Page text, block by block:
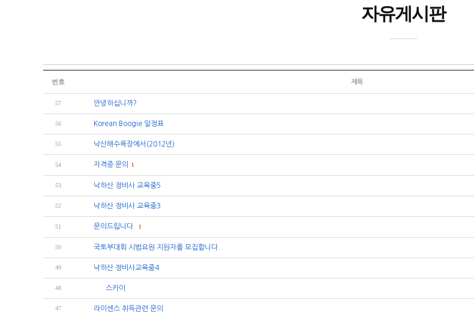
자유게시판
번호 제목
57 안녕하십니까?
56 Korean Boogie 일정표
55 낙산해수욕장에서(2012년)
54 자격증 문의 1
53 낙하산 정비사 교육중5
52 낙하산 정비사 교육중3
51 문의드립니다. 1
50 국토부대회 시범요원 지원자를 모집합니다.
49 낙하산 정비사교육중4
48 스카이
47 라이센스 취득관련 문의